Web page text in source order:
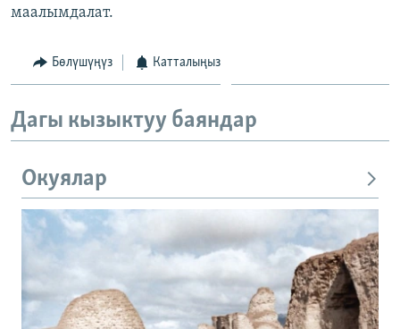
маалымдалат.
Бөлүшүңүз Катталыңыз
Дагы кызыктуу баяндар
Окуялар